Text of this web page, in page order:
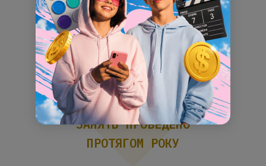
В АКАДЕМІЇ GOITEENS
250000+
ЗАНЯТЬ ПРОВЕДЕНО
ПРОТЯГОМ РОКУ